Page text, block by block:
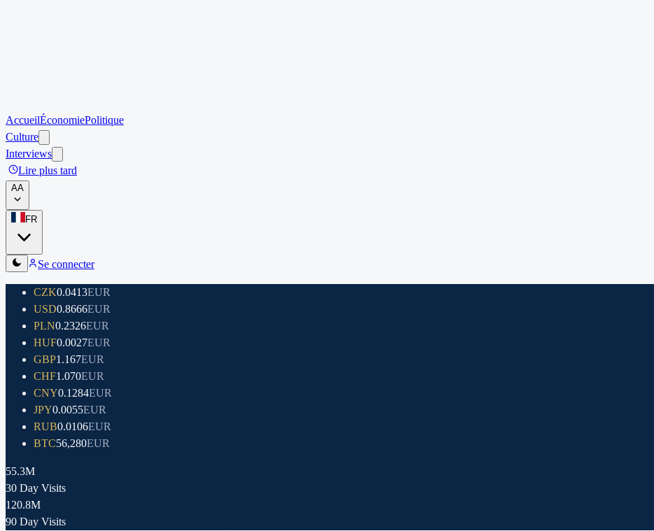
AccueilÉconomiePolitique
Culture
Interviews
Lire plus tard
AA
FR
Se connecter
CZK0.0413EUR
USD0.8666EUR
PLN0.2326EUR
HUF0.0027EUR
GBP1.167EUR
CHF1.070EUR
CNY0.1284EUR
JPY0.0055EUR
RUB0.0106EUR
BTC56,280EUR
55.3M
30 Day Visits
120.8M
90 Day Visits